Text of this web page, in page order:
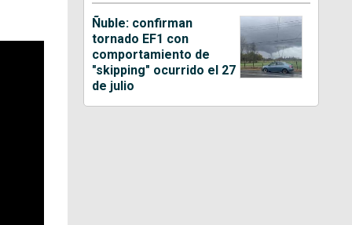
Ñuble: confirman
tornado EF1 con
comportamiento de
"skipping" ocurrido el 27
de julio